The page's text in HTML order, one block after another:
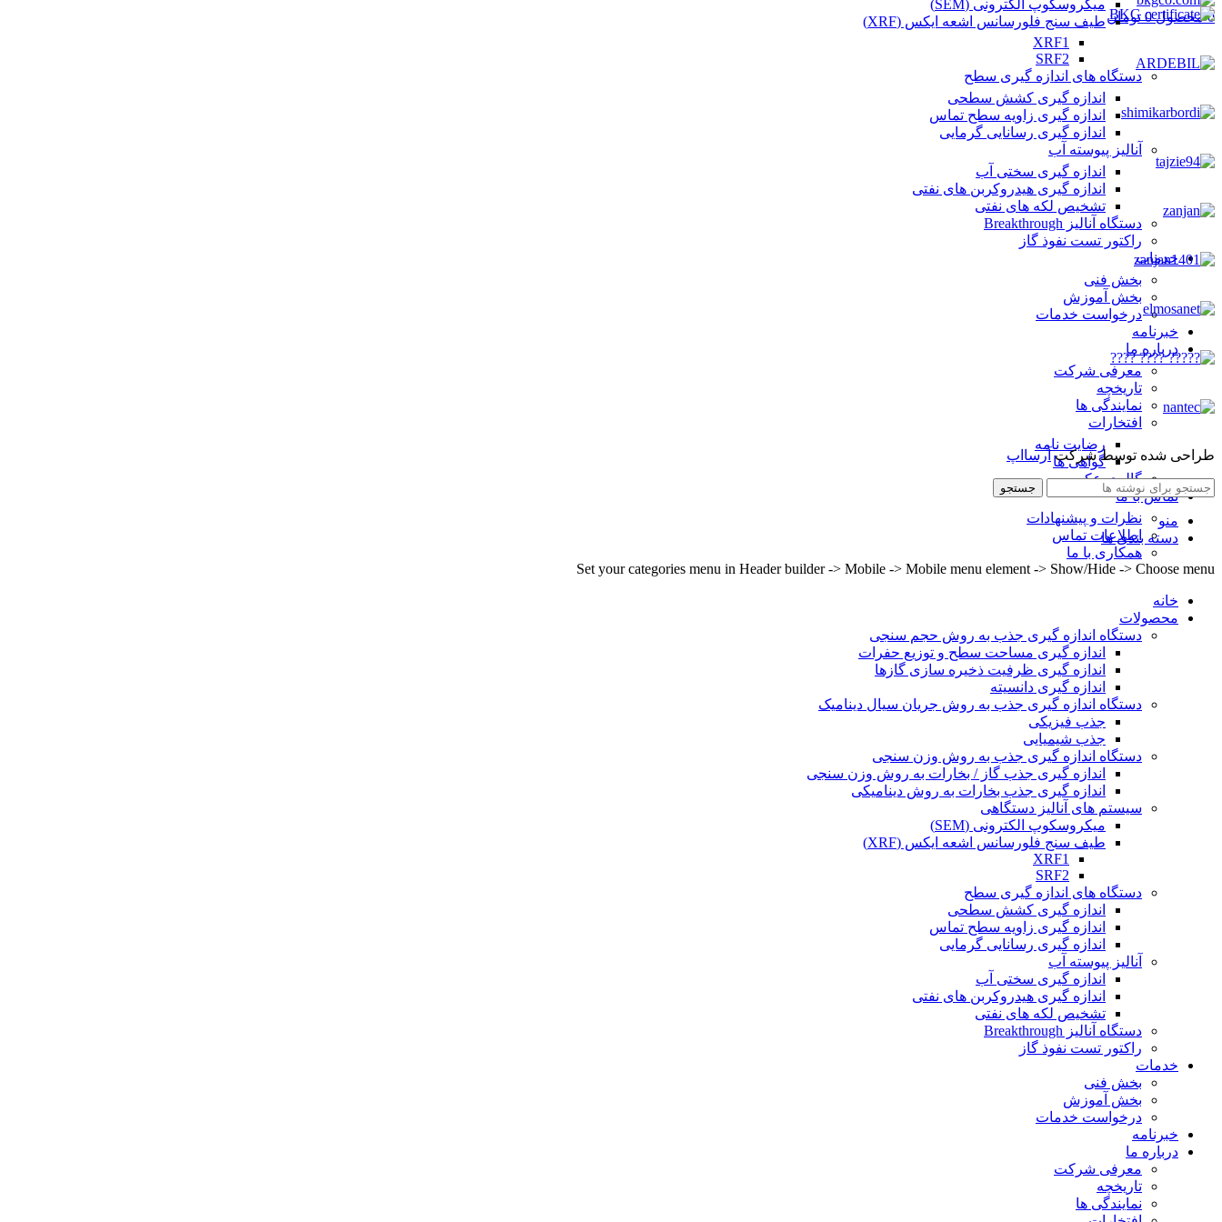
0 محصول 0 تومان
میکروسکوپ الکترونی (SEM)
طیف سنج فلورسانس اشعه ایکس (XRF)
XRF1
SRF2
دستگاه های اندازه گیری سطح
اندازه گیری کشش سطحی
اندازه گیری زاویه سطح تماس
اندازه گیری رسانایی گرمایی
آنالیز پیوسته آب
اندازه گیری سختی آب
اندازه گیری هیدروکربن های نفتی
تشخیص لکه های نفتی
دستگاه آنالیز Breakthrough
راکتور تست نفوذ گاز
خدمات
بخش فنی
بخش آموزش
درخواست خدمات
خبرنامه
درباره ما
معرفی شرکت
تاریخچه
نمایندگی ها
افتخارات
رضایت نامه
گواهی ها
گالری عکس
تماس با ما
نظرات و پیشنهادات
اطلاعات تماس
همکاری با ما
طراحی شده توسط شرکتآرسااپ
جستجو
منو
دسته بندی ها
Set your categories menu in Header builder -> Mobile -> Mobile menu element -> Show/Hide -> Choose menu
خانه
محصولات
دستگاه اندازه گیری جذب به روش حجم سنجی
اندازه گیری مساحت سطح و توزیع حفرات
اندازه گیری ظرفیت ذخیره سازی گازها
اندازه گیری دانسیته
دستگاه اندازه گیری جذب به روش جریان سیال دینامیک
جذب فیزیکی
جذب شیمیایی
دستگاه اندازه گیری جذب به روش وزن سنجی
اندازه گیری جذب گاز / بخارات به روش وزن سنجی
اندازه گیری جذب بخارات به روش دینامیکی
سیستم های آنالیز دستگاهی
میکروسکوپ الکترونی (SEM)
طیف سنج فلورسانس اشعه ایکس (XRF)
XRF1
SRF2
دستگاه های اندازه گیری سطح
اندازه گیری کشش سطحی
اندازه گیری زاویه سطح تماس
اندازه گیری رسانایی گرمایی
آنالیز پیوسته آب
اندازه گیری سختی آب
اندازه گیری هیدروکربن های نفتی
تشخیص لکه های نفتی
دستگاه آنالیز Breakthrough
راکتور تست نفوذ گاز
خدمات
بخش فنی
بخش آموزش
درخواست خدمات
خبرنامه
درباره ما
معرفی شرکت
تاریخچه
نمایندگی ها